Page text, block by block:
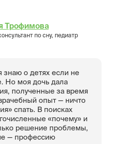
Трофимова
по сну, педиатр
знаю о детях если не
Но моя дочь дала
полученные за время
опыт — ничто
спать. В поисках
«почему» и
решение проблемы,
— профессию